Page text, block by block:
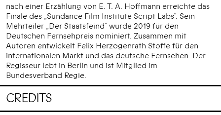
nach einer Erzählung von E. T. A. Hoffmann erreichte das
Finale des „Sundance Film Institute Script Labs“. Sein
Mehrteiler „Der Staatsfeind“ wurde 2019 für den
Deutschen Fernsehpreis nominiert. Zusammen mit
Autoren entwickelt Felix Herzogenrath Stoffe für den
internationalen Markt und das deutsche Fernsehen. Der
Regisseur lebt in Berlin und ist Mitglied im
Bundesverband Regie.
CREDITS